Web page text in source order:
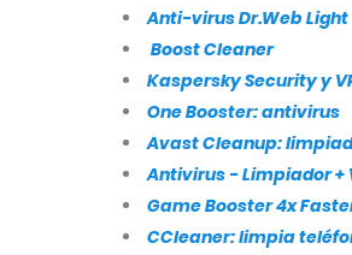
Anti-virus Dr.Web Light
Boost Cleaner
Kaspersky Security y
One Booster: antivirus
Avast Cleanup:
Antivirus - Limpiador +
Game Booster 4x
CCleaner: limpia